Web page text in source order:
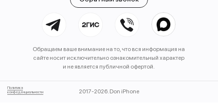
2017-2026. Don iPhone
Политика
конфеденциальности
Обращаем ваше внимание на то, что вся информация на
сайте носит исключительно ознакомительный характер
и не является публичной офертой.